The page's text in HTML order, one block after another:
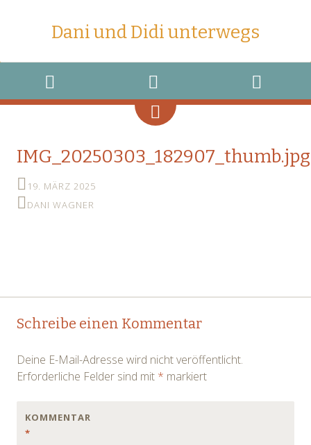
Dani und Didi unterwegs
MENU
WIDGETS
SEARCH
IMG_20250303_182907_thumb.jpg
19. MÄRZ 2025
DANI WAGNER
Post
Schreibe einen Kommentar
Deine E-Mail-Adresse wird nicht veröffentlicht.
Erforderliche Felder sind mit * markiert
KOMMENTAR
*